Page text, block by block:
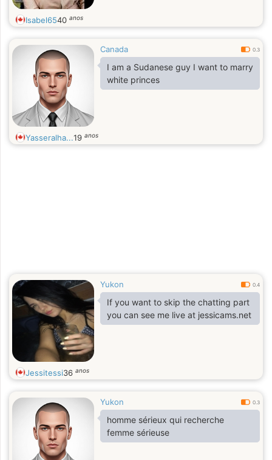
Isabel6540 anos
Canada 0.3
I am a Sudanese guy I want to marry
white princes
Yasseralha...19 anos
Yukon 0.4
If you want to skip the chatting part
you can see me live at jessicams.net
Jessitessi36 anos
Yukon 0.3
homme sérieux qui recherche
femme sérieuse